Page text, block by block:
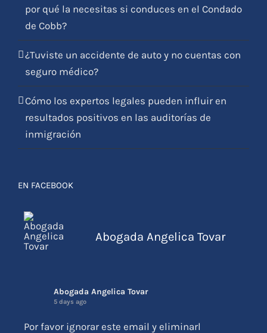
por qué la necesitas si conduces en el Condado
de Cobb?
¿Tuviste un accidente de auto y no cuentas con
seguro médico?
Cómo los expertos legales pueden influir en
resultados positivos en las auditorías de
inmigración
EN FACEBOOK
Abogada Angelica Tovar
Abogada Angelica Tovar
5 days ago
Por favor ignorar este email y eliminarl